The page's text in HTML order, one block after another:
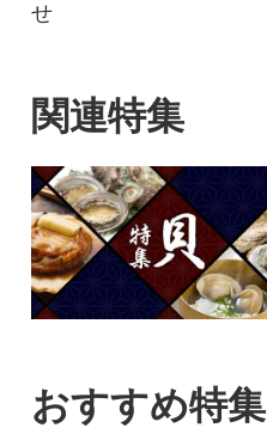
せ
関連特集
おすすめ特集